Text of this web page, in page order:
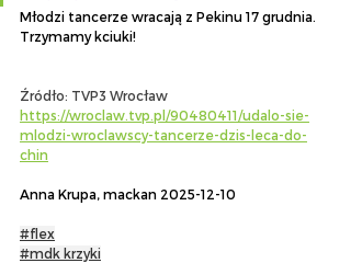
Młodzi tancerze wracają z Pekinu 17 grudnia.
Trzymamy kciuki!
Źródło: TVP3 Wrocław
https://wroclaw.tvp.pl/90480411/udalo-sie-
mlodzi-wroclawscy-tancerze-dzis-leca-do-
chin
Anna Krupa, mackan 2025-12-10
#flex
#mdk krzyki